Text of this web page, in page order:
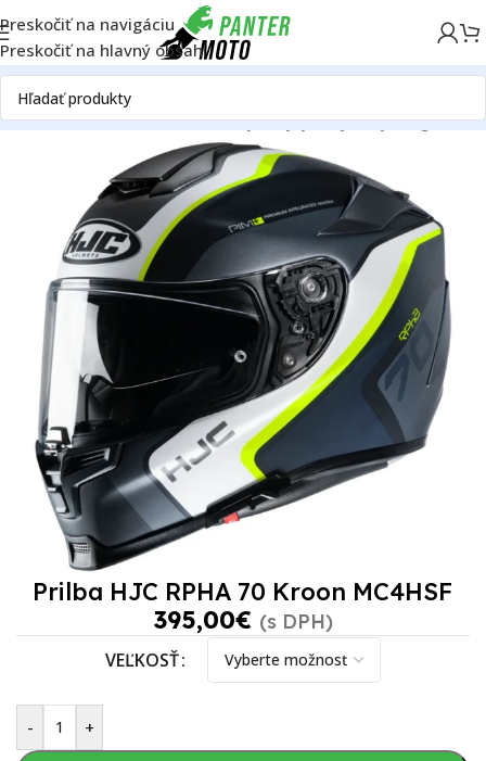
Preskočiť na navigáciu
Preskočiť na hlavný obsah
DomovON ROADOblečenie a výstrojVýstrojPrilbyIntegrálne
Prilba HJC RPHA 70 Kroon MC4HSF
395,00€ (s DPH)
VEĽKOSŤ
- +